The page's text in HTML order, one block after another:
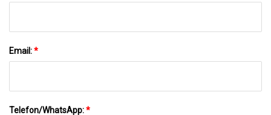
Email:*
Telefon/WhatsApp:*